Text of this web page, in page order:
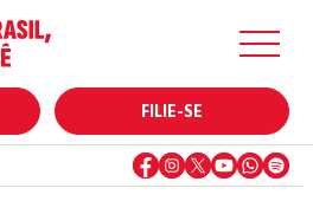
FILIE-SE